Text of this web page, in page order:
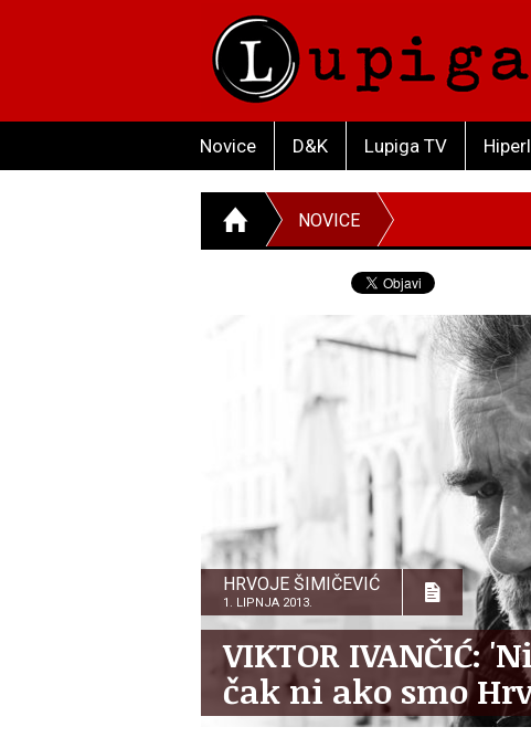
Novice D&K Lupiga TV
NOVICE
HRVOJE ŠIMIČEVIĆ
1. LIPNJA 2013.
VIKTOR IVANČIĆ:
čak ni ako smo